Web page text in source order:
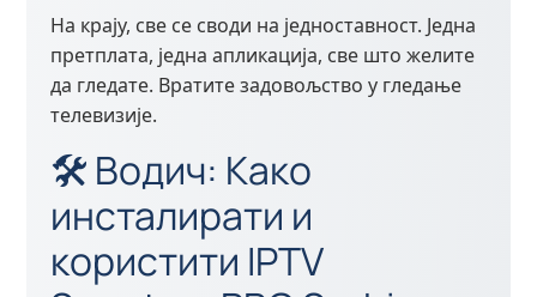
На крају, све се своди на једноставност. Једна
претплата, једна апликација, све што желите
да гледате. Вратите задовољство у гледање
телевизије.
🛠 Водич: Како
инсталирати и
користити IPTV